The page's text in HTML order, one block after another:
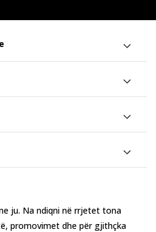
ju. Na ndiqni në rrjetet tona
promovimet dhe për gjithçka